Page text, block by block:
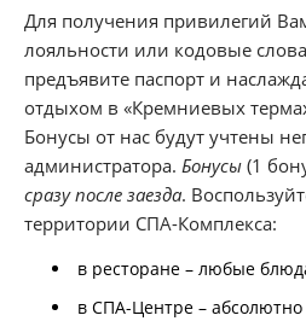
Для получения привилегий
лояльности или кодовые
предъявите паспорт и
отдыхом в «Кремниевых
Бонусы от нас будут учтены
администратора. Бонусы (1
сразупосле заезда.
территории СПА-Комплекса:
в ресторане – любые
в СПА-Центре –